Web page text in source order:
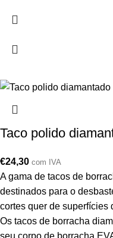
Taco polido
€24,30 com IVA
A gama de tacos de
destinados para o
cortes quer de superfícies
Os tacos de borracha